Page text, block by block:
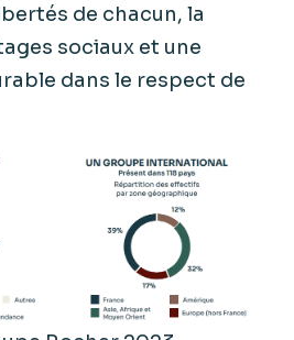
de chacun, la
sociaux et une
dans le respect de